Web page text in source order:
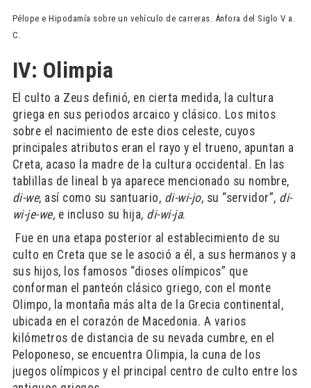
Pélope e Hipodamía sobre un vehículo de carreras. Ánfora del Siglo V a.
C.
IV: Olimpia
El culto a Zeus definió, en cierta medida, la cultura
griega en sus periodos arcaico y clásico. Los mitos
sobre el nacimiento de este dios celeste, cuyos
principales atributos eran el rayo y el trueno, apuntan a
Creta, acaso la madre de la cultura occidental. En las
tablillas de lineal b ya aparece mencionado su nombre,
di-we, así como su santuario, di-wi-jo, su “servidor”, di-
wi-je-we, e incluso su hija, di-wi-ja.
​ Fue en una etapa posterior al establecimiento de su
culto en Creta que se le asoció a él, a sus hermanos y a
sus hijos, los famosos “dioses olímpicos” que
conforman el panteón clásico griego, con el monte
Olimpo, la montaña más alta de la Grecia continental,
ubicada en el corazón de Macedonia. A varios
kilómetros de distancia de su nevada cumbre, en el
Peloponeso, se encuentra Olimpia, la cuna de los
juegos olímpicos y el principal centro de culto entre los